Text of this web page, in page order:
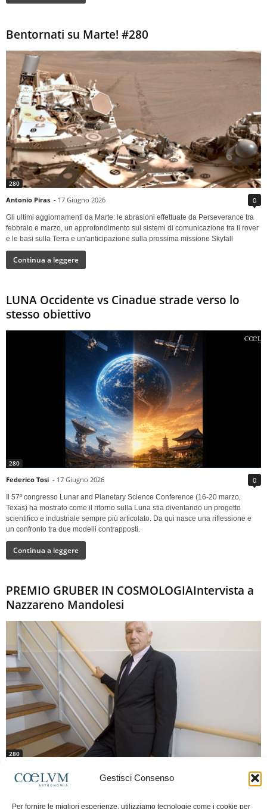
Gestisci Consenso
Per fornire le migliori esperienze, utilizziamo tecnologie come i cookie per
Bentornati su Marte! #280
280
Antonio Piras - 17 Giugno 2026 0
Gli ultimi aggiornamenti da Marte: le abrasioni effettuate da Perseverance tra
febbraio e marzo, un approfondimento sui sistemi di comunicazione tra il rover
e le basi sulla Terra e un'anticipazione sulla prossima missione Skyfall
Continua a leggere
LUNA Occidente vs Cinadue strade verso lo
stesso obiettivo
280
Federico Tosi - 17 Giugno 2026 0
Il 57º congresso Lunar and Planetary Science Conference (16-20 marzo,
Texas) ha mostrato come il ritorno sulla Luna stia diventando un progetto
scientifico e industriale sempre più articolato. Da qui nasce una riflessione e
un confronto tra due modelli contrapposti.
Continua a leggere
PREMIO GRUBER IN COSMOLOGIAIntervista a
Nazzareno Mandolesi
280
0
Intervista al professor Nazzareno Mandolesi, tra i protagonisti della cosmologia